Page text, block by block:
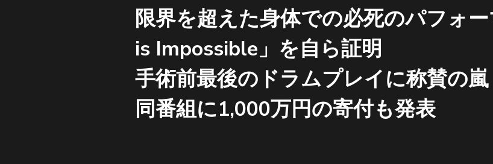
限界を超えた身体での必死のパフォ
is Impossible」を自ら証明
手術前最後のドラムプレイに称賛の嵐
同番組に1,000万円の寄付も発表